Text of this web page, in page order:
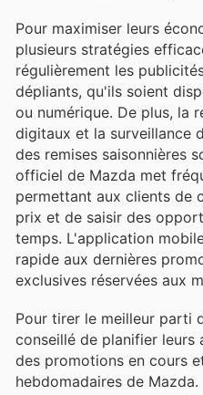
Pour maximiser leurs
plusieurs stratégies
régulièrement les
dépliants, qu'ils soient
ou numérique. De plus, la
digitaux et la surveillance
des remises saisonnières
officiel de Mazda met
permettant aux clients de
prix et de saisir des
temps. L'application
rapide aux dernières
exclusives réservées aux
Pour tirer le meilleur parti
conseillé de planifier
des promotions en cours
hebdomadaires de